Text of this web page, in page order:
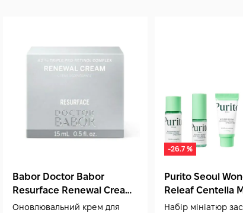
Babor Doctor Babor
Resurface Renewal Cream
15 мл
Оновлювальний крем для
-26.7 %
Purito Seoul
Releaf Centella
Unscented
Набір мініатюр